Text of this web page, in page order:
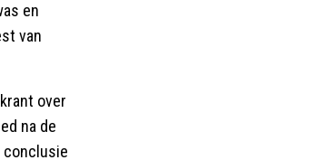
en
van
over
na de
conclusie